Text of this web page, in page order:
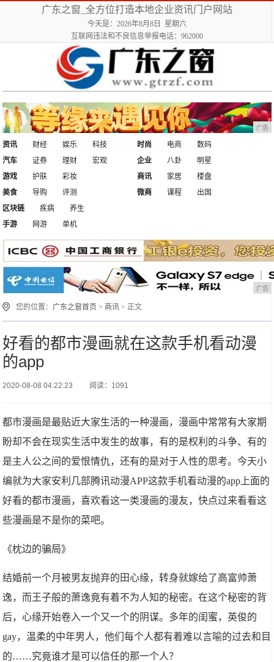
广东之窗_全方位打造本地企业资讯门户网站
今天是：2026年8月8日 星期六
互联网违法和不良信息举报电话：962000
广告
资讯 财经 娱乐
科技
汽车
证券 理财 宏观
时尚 电商
数码
企业
八卦
明星
游戏
护肤
彩妆
美食
导购 评测
商讯 家居
楼盘
微商
课程
出国
区块链
疾病
养生
手游
网游 单机
广告
您的位置： 广东之窗首页 > 商讯 > 正文
好看的都市漫画就在这款手机看动漫
的app
2020-08-08 04:22:23 阅读：1091
都市漫画是最贴近大家生活的一种漫画，漫画中常常有大家期
盼却不会在现实生活中发生的故事，有的是权利的斗争、有的
是主人公之间的爱恨情仇，还有的是对于人性的思考。今天小
编就为大家安利几部腾讯动漫APP这款手机看动漫的app上面的
好看的都市漫画，喜欢看这一类漫画的漫友，快点过来看看这
些漫画是不是你的菜吧。
《枕边的骗局》
结婚前一个月被男友抛弃的田心缘，转身就嫁给了高富帅萧
逸，而王子般的萧逸竟有着不为人知的秘密。在这个秘密的背
后，心缘开始卷入一个又一个的阴谋。多年的闺蜜，英俊的
gay，温柔的中年男人，他们每个人都有着难以言喻的过去和目
的……究竟谁才是可以信任的那一个人？